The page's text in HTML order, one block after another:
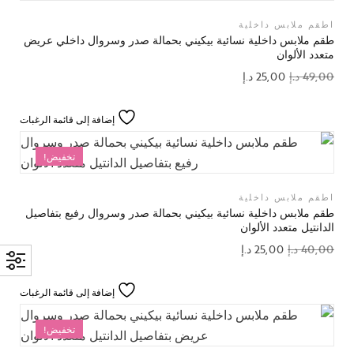
اطقم ملابس داخلية
طقم ملابس داخلية نسائية بيكيني بحمالة صدر وسروال داخلي عريض
متعدد الألوان
49,00د.إ 25,00د.إ
إضافة إلى قائمة الرغبات
تخفيض!
اطقم ملابس داخلية
طقم ملابس داخلية نسائية بيكيني بحمالة صدر وسروال رفيع بتفاصيل
الدانتيل متعدد الألوان
40,00د.إ 25,00د.إ
إضافة إلى قائمة الرغبات
تخفيض!